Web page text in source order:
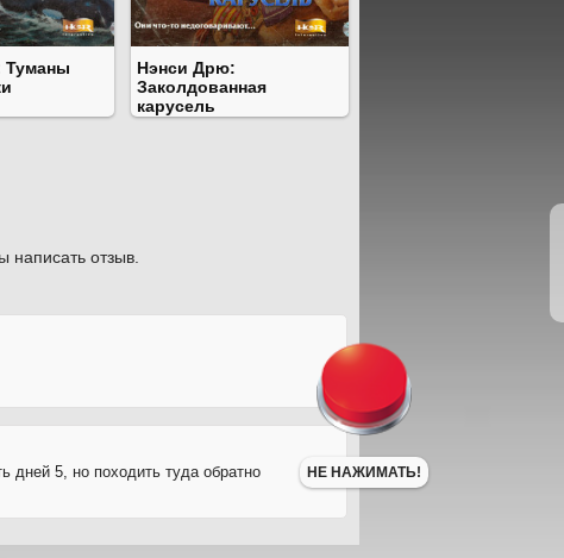
Туманы
Нэнси Дрю:
Заколдованная
карусель
написать отзыв.
дней 5, но походить туда обратно
НЕ НАЖИМАТЬ!